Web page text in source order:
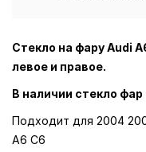
Стекло на фару Audi
левое и правое.
В наличии стекло
Подходит для 2004
A6 C6